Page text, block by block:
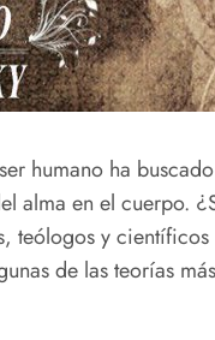
humano ha
alma en el cuerpo.
y científicos
de las teorías